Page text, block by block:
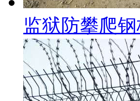
监狱防攀爬